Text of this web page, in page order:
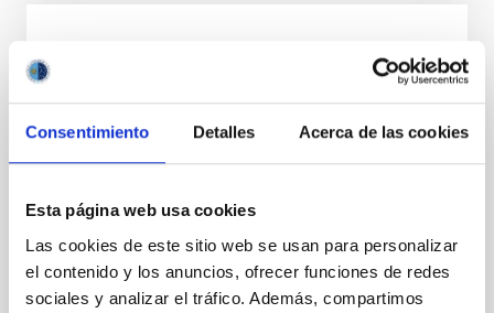
Consentimiento Detalles Acerca de las cookies
Esta página web usa cookies
Las cookies de este sitio web se usan para personalizar
el contenido y los anuncios, ofrecer funciones de redes
sociales y analizar el tráfico. Además, compartimos
Programa Científico de la ESA en las
transferencia tecnológica y colaboración empresarial
los días...